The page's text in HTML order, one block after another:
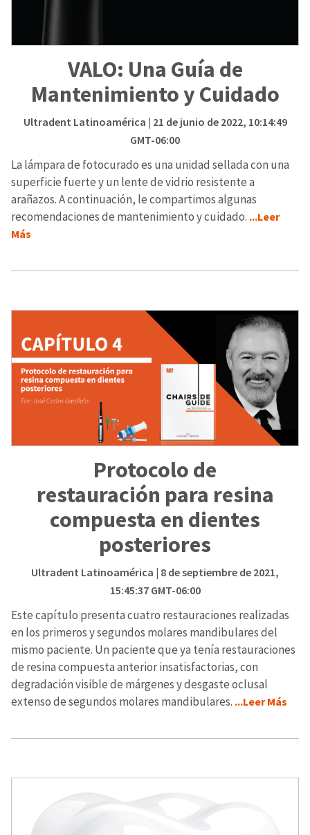
VALO: Una Guía de
Mantenimiento y Cuidado
Ultradent Latinoamérica | 21 de junio de 2022, 10:14:49
GMT-06:00
La lámpara de fotocurado es una unidad sellada con una
superficie fuerte y un lente de vidrio resistente a
arañazos. A continuación, le compartimos algunas
recomendaciones de mantenimiento y cuidado. ...Leer
Más
Protocolo de
restauración para resina
compuesta en dientes
posteriores
Ultradent Latinoamérica | 8 de septiembre de 2021,
15:45:37 GMT-06:00
Este capítulo presenta cuatro restauraciones realizadas
en los primeros y segundos molares mandibulares del
mismo paciente. Un paciente que ya tenía restauraciones
de resina compuesta anterior insatisfactorias, con
degradación visible de márgenes y desgaste oclusal
extenso de segundos molares mandibulares. ...Leer Más